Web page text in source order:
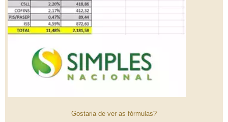
Gostaria de ver as fórmulas?